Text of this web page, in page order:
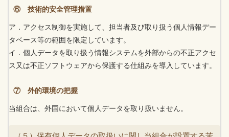
⑥ 技術的安全管理措置
ア．アクセス制御を実施して、担当者及び取り扱う個人情報デー
タベース等の範囲を限定しています。
イ．個人データを取り扱う情報システムを外部からの不正アクセ
ス又は不正ソフトウェアから保護する仕組みを導入しています。
⑦ 外的環境の把握
当組合は、外国において個人データを取り扱いません。